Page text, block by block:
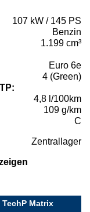
107 kW / 145 PS
Benzin
1.199 cm³
Euro 6e
4 (Green)
4,8 l/100km
109 g/km
C
Zentrallager
Matrix